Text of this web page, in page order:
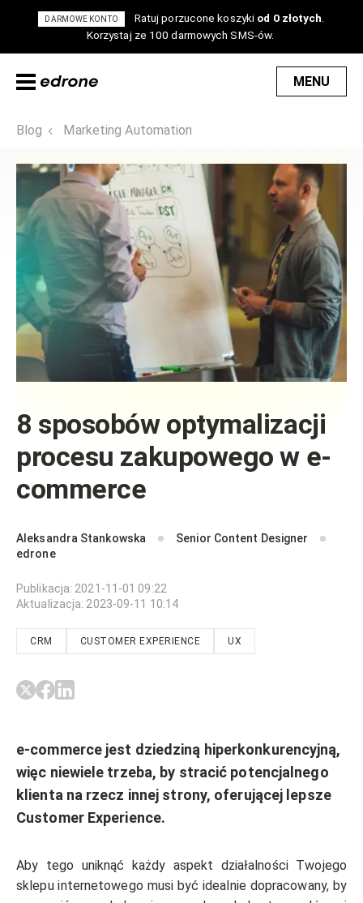
DARMOWE KONTO Ratuj porzucone koszyki od 0 złotych
Korzystaj ze 100 darmowych SMS-ów.
MENU
Blog Marketing Automation
8 sposobów optymalizacji
procesu zakupowego w e-
commerce
Aleksandra Stankowska
Senior Content Designer
edrone
Publikacja: 2021-11-01 09:22
Aktualizacja: 2023-09-11 10:14
CRM CUSTOMER EXPERIENCE UX
e-commerce jest dziedziną hiperkonkurencyjną,
więc niewiele trzeba, by stracić potencjalnego
klienta na rzecz innej strony, oferującej lepsze
Customer Experience.
Aby tego uniknąć każdy aspekt działalności Twojego
sklepu internetowego musi być idealnie dopracowany, by